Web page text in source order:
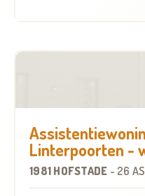
Linterpoorten -
1981 HOFSTADE - 26